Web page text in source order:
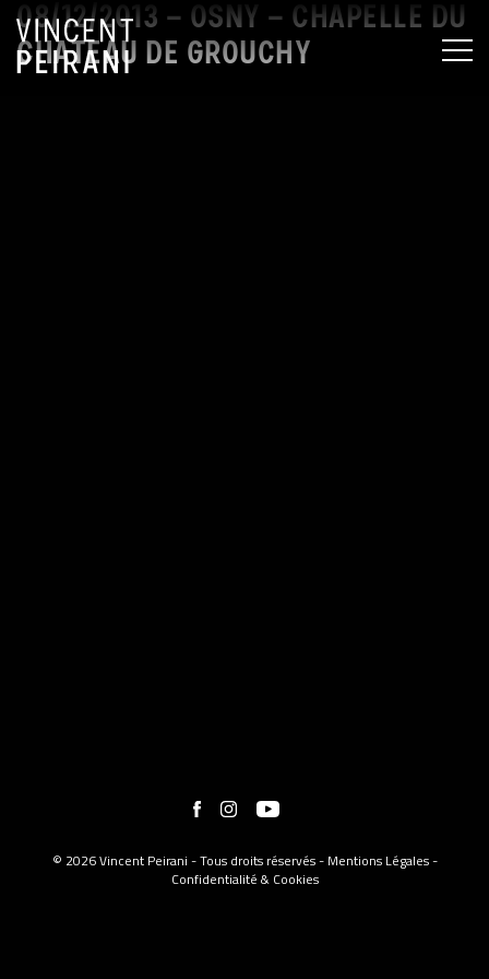
08/12/2013 – OSNY – CHAPELLE DU
CHATEAU DE GROUCHY
© 2026 Vincent Peirani - Tous droits réservés - Mentions Légales-
Confidentialité & Cookies